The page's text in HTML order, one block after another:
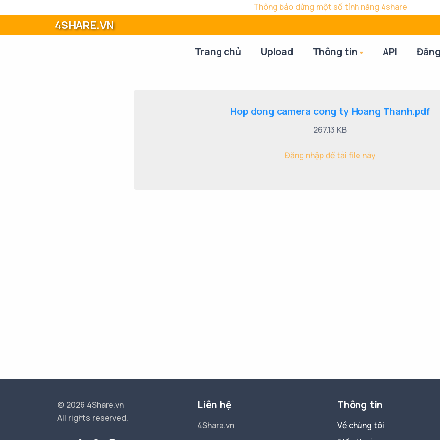
Thông báo dừng một số tính năng 4share
4SHARE.VN
Trang chủ Upload Thông tin API
Hop dong camera cong ty Hoang Thanh.pdf
267.13 KB
Đăng nhập để tải file này
© 2026 4Share.vn
All rights reserved.
Liên hệ
4Share.vn
Thông tin
Về chúng tôi